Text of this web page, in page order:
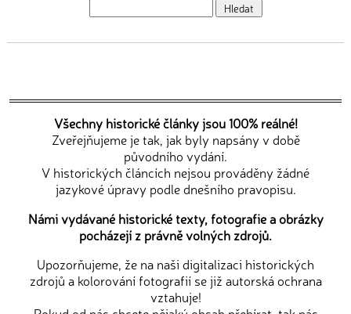
Všechny historické články jsou 100% reálné!
Zveřejňujeme je tak, jak byly napsány v době
původního vydání.
V historických článcích nejsou prováděny žádné
jazykové úpravy podle dnešního pravopisu.
Námi vydávané historické texty, fotografie a obrázky
pocházejí z právně volných zdrojů.
Upozorňujeme, že na naši digitalizaci historických
zdrojů a kolorování fotografií se již autorská ochrana
vztahuje!